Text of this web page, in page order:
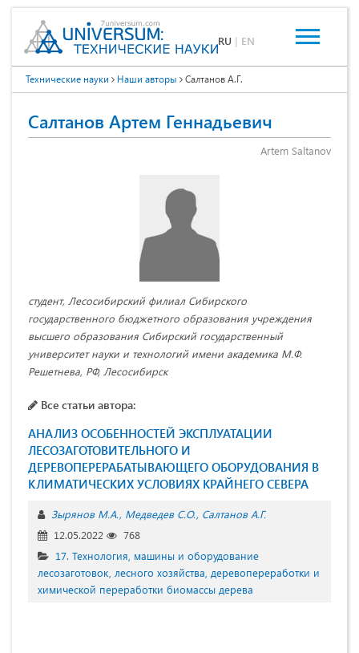
RU | EN
Технические науки Наши авторы Салтанов А.Г.
Салтанов Артем Геннадьевич
Artem Saltanov
студент, Лесосибирский филиал Сибирского
государственного бюджетного образования учреждения
высшего образования Сибирский государственный
университет науки и технологий имени академика М.Ф.
Решетнева, РФ, Лесосибирск
Все статьи автора:
АНАЛИЗ ОСОБЕННОСТЕЙ ЭКСПЛУАТАЦИИ
ЛЕСОЗАГОТОВИТЕЛЬНОГО И
ДЕРЕВОПЕРЕРАБАТЫВАЮЩЕГО ОБОРУДОВАНИЯ В
КЛИМАТИЧЕСКИХ УСЛОВИЯХ КРАЙНЕГО СЕВЕРА
Зырянов М.А. Медведев С.О. Салтанов А.Г.
12.05.2022
768
17. Технология, машины и оборудование
лесозаготовок, лесного хозяйства, деревопереработки и
химической переработки биомассы дерева